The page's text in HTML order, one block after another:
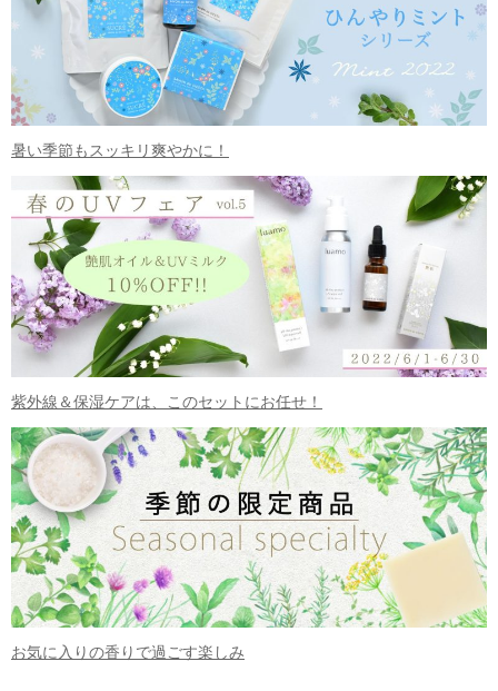
暑い季節もスッキリ爽やかに！
紫外線＆保湿ケアは、このセットにお任せ！
お気に入りの香りで過ごす楽しみ